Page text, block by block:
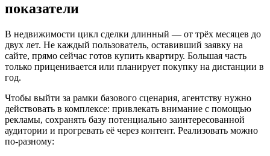
показатели
В недвижимости цикл сделки длинный — от трёх месяцев до
двух лет. Не каждый пользователь, оставивший заявку на
сайте, прямо сейчас готов купить квартиру. Большая часть
только приценивается или планирует покупку на дистанции в
год.
Чтобы выйти за рамки базового сценария, агентству нужно
действовать в комплексе: привлекать внимание с помощью
рекламы, сохранять базу потенциально заинтересованной
аудитории и прогревать её через контент. Реализовать можно
по-разному: